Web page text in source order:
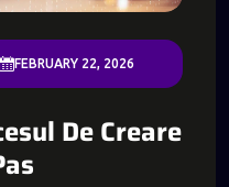
FEBRUARY 22, 2026
De Creare